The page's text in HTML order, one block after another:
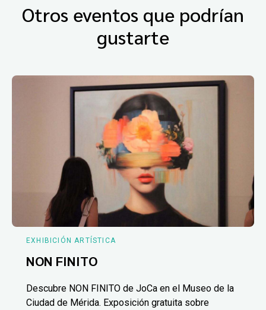
Otros eventos que podrían
gustarte
EXHIBICIÓN ARTÍSTICA
NON FINITO
Descubre NON FINITO de JoCa en el Museo de la
Ciudad de Mérida. Exposición gratuita sobre